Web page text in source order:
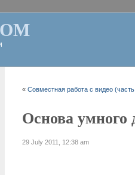
«Совместная работа с видео
Основа умного
29 July 2011, 12:38 am